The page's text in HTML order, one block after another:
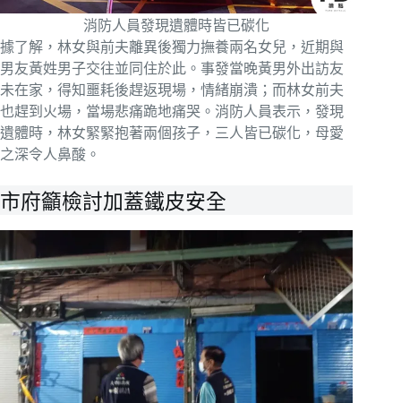
消防人員發現遺體時皆已碳化
據了解，林女與前夫離異後獨力撫養兩名女兒，近期與
男友黃姓男子交往並同住於此。事發當晚黃男外出訪友
未在家，得知噩耗後趕返現場，情緒崩潰；而林女前夫
也趕到火場，當場悲痛跪地痛哭。消防人員表示，發現
遺體時，林女緊緊抱著兩個孩子，三人皆已碳化，母愛
之深令人鼻酸。
市府籲檢討加蓋鐵皮安全